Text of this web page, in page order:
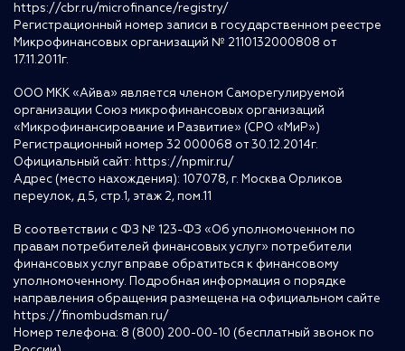
https://cbr.ru/microfinance/registry/
Регистрационный номер записи в государственном реестре
Микрофинансовых организаций № 2110132000808 от
17.11.2011г.
ООО МКК «Айва» является членом Саморегулируемой
организации Союз микрофинансовых организаций
«Микрофинансирование и Развитие» (СРО «МиР»)
Регистрационный номер 32 000068 от 30.12.2014г.
Официальный сайт: https://npmir.ru/
Адрес (место нахождения): 107078, г. Москва Орликов
переулок, д.5, стр.1, этаж 2, пом.11
В соответствии с ФЗ № 123-ФЗ «Об уполномоченном по
правам потребителей финансовых услуг» потребители
финансовых услуг вправе обратиться к финансовому
уполномоченному. Подробная информация о порядке
направления обращения размещена на официальном сайте
https://finombudsman.ru/
Номер телефона: 8 (800) 200-00-10 (бесплатный звонок по